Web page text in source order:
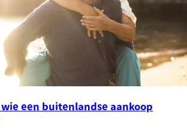
een buitenlandse aankoop